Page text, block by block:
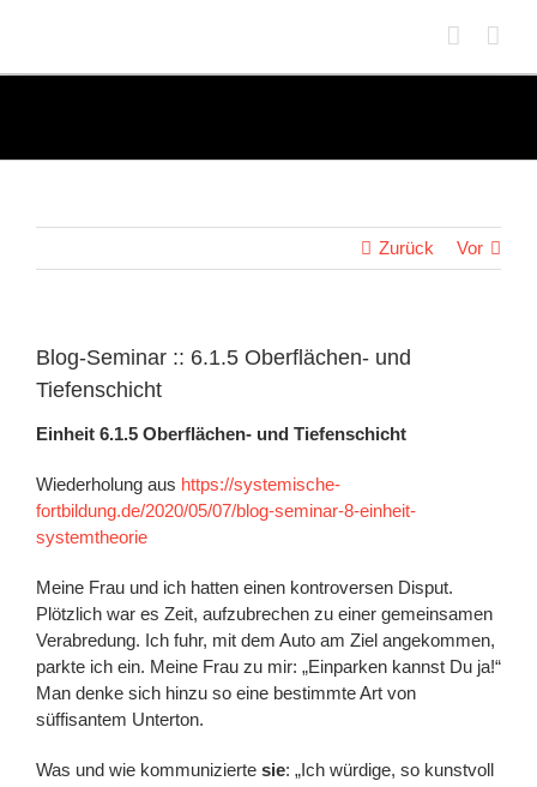
Zurück Vor
Blog-Seminar :: 6.1.5 Oberflächen- und
Tiefenschicht
Einheit 6.1.5 Oberflächen- und Tiefenschicht
Wiederholung aus https://systemische-
fortbildung.de/2020/05/07/blog-seminar-8-einheit-
systemtheorie
Meine Frau und ich hatten einen kontroversen Disput.
Plötzlich war es Zeit, aufzubrechen zu einer gemeinsamen
Verabredung. Ich fuhr, mit dem Auto am Ziel angekommen,
parkte ich ein. Meine Frau zu mir: „Einparken kannst Du ja!“
Man denke sich hinzu so eine bestimmte Art von
süffisantem Unterton.
Was und wie kommunizierte sie: „Ich würdige, so kunstvoll